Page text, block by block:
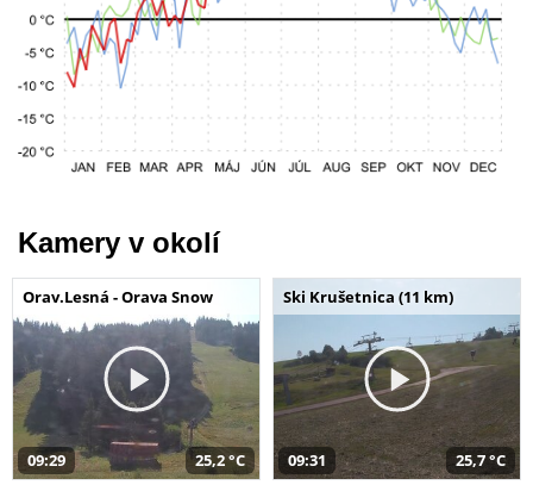
Kamery v okolí
Orav.Lesná - Orava Snow
09:29 25,2 °C
Ski Krušetnica (11 km)
09:31 25,7 °C